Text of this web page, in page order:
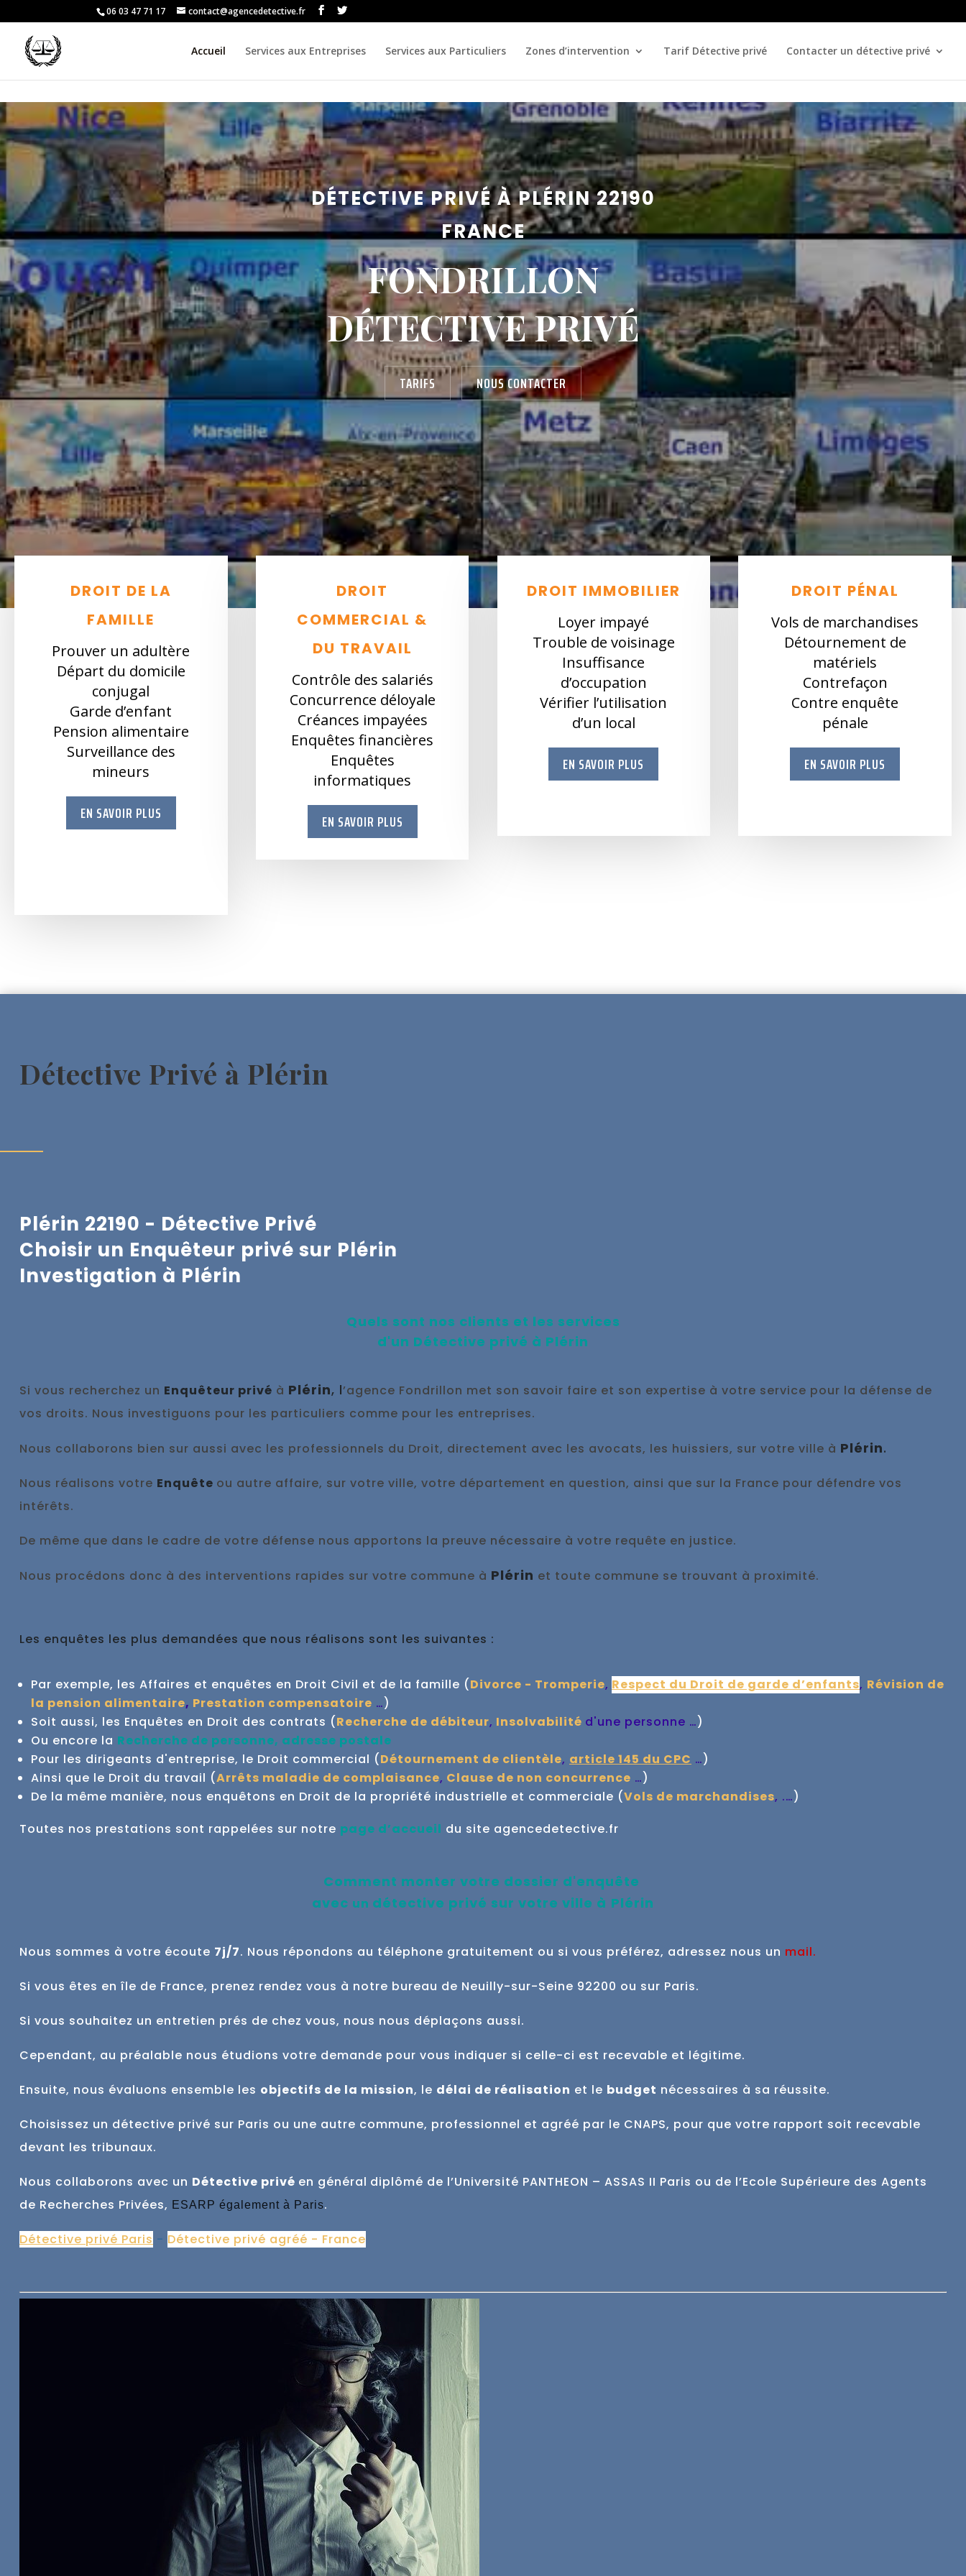
06 03 47 71 17 contact@agencedetective.fr
Accueil Services aux Entreprises Services aux Particuliers Zones d’intervention Tarif Détective privé Contacter un détective privé
DÉTECTIVE PRIVÉ À PLÉRIN 22190
FRANCE
FONDRILLON
DÉTECTIVE PRIVÉ
TARIFS NOUS CONTACTER
DROIT DE LA
FAMILLE
Prouver un adultère
Départ du domicile
conjugal
Garde d’enfant
Pension alimentaire
Surveillance des
mineurs
EN SAVOIR PLUS
DROIT
COMMERCIAL &
DU TRAVAIL
Contrôle des salariés
Concurrence déloyale
Créances impayées
Enquêtes financières
Enquêtes
informatiques
EN SAVOIR PLUS
DROIT IMMOBILIER
Loyer impayé
Trouble de voisinage
Insuffisance
d’occupation
Vérifier l’utilisation
d’un local
EN SAVOIR PLUS
DROIT PÉNAL
Vols de marchandises
Détournement de
matériels
Contrefaçon
Contre enquête
pénale
EN SAVOIR PLUS
Détective Privé à Plérin
Plérin 22190 - Détective Privé
Choisir un Enquêteur privé sur Plérin
Investigation à Plérin
Quels sont nos clients et les services
d'un Détective privé à Plérin
Si vous recherchez un Enquêteur privé à Plérin, l’agence Fondrillon met son savoir faire et son expertise à votre service pour la défense de
vos droits. Nous investiguons pour les particuliers comme pour les entreprises.
Nous collaborons bien sur aussi avec les professionnels du Droit, directement avec les avocats, les huissiers, sur votre ville à Plérin.
Nous réalisons votre Enquête ou autre affaire, sur votre ville, votre département en question, ainsi que sur la France pour défendre vos
intérêts.
De même que dans le cadre de votre défense nous apportons la preuve nécessaire à votre requête en justice.
Nous procédons donc à des interventions rapides sur votre commune à Plérin et toute commune se trouvant à proximité.
Les enquêtes les plus demandées que nous réalisons sont les suivantes :
Par exemple, les Affaires et enquêtes en Droit Civil et de la famille (Divorce - Tromperie, Respect du Droit de garde d’enfants, Révision de
la pension alimentaire, Prestation compensatoire …)
Soit aussi, les Enquêtes en Droit des contrats (Recherche de débiteur, Insolvabilité d'une personne …)
Ou encore la Recherche de personne, adresse postale
Pour les dirigeants d'entreprise, le Droit commercial (Détournement de clientèle, article 145 du CPC …)
Ainsi que le Droit du travail (Arrêts maladie de complaisance, Clause de non concurrence …)
De la même manière, nous enquêtons en Droit de la propriété industrielle et commerciale (Vols de marchandises, .…)
Toutes nos prestations sont rappelées sur notre page d’accueil du site agencedetective.fr
Comment monter votre dossier d'enquête
avec un détective privé sur votre ville à Plérin
Nous sommes à votre écoute 7j/7. Nous répondons au téléphone gratuitement ou si vous préférez, adressez nous un mail.
Si vous êtes en île de France, prenez rendez vous à notre bureau de Neuilly-sur-Seine 92200 ou sur Paris.
Si vous souhaitez un entretien prés de chez vous, nous nous déplaçons aussi.
Cependant, au préalable nous étudions votre demande pour vous indiquer si celle-ci est recevable et légitime.
Ensuite, nous évaluons ensemble les objectifs de la mission, le délai de réalisation et le budget nécessaires à sa réussite.
Choisissez un détective privé sur Paris ou une autre commune, professionnel et agréé par le CNAPS, pour que votre rapport soit recevable
devant les tribunaux.
Nous collaborons avec un Détective privé en général diplômé de l’Université PANTHEON – ASSAS II Paris ou de l’Ecole Supérieure des Agents
de Recherches Privées, ESARP également à Paris.
Détective privé Paris - Détective privé agréé - France